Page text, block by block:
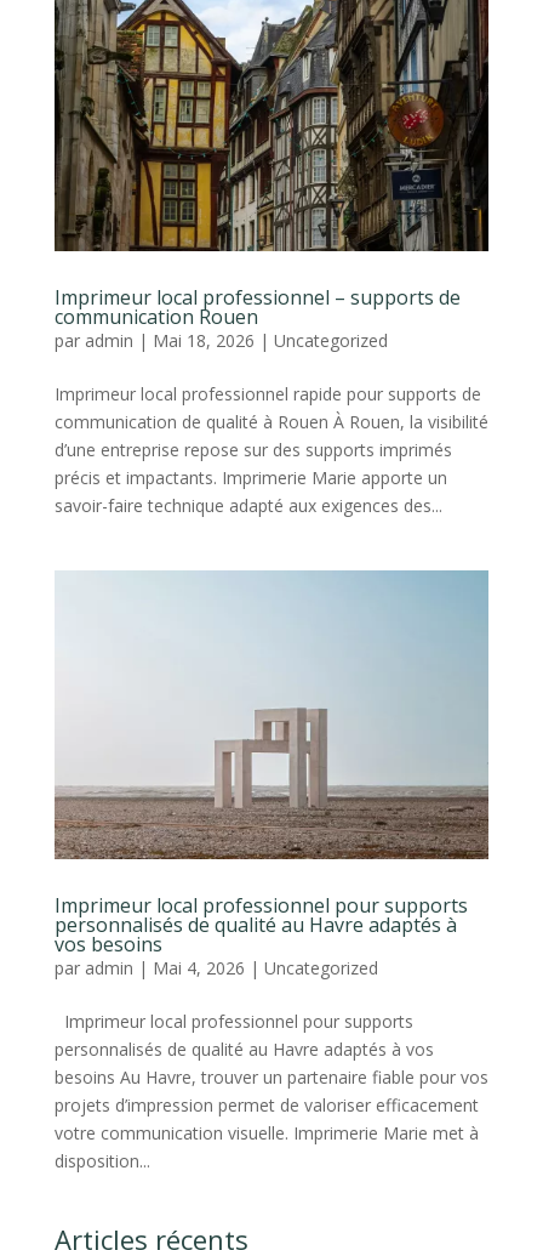
Imprimeur local professionnel – supports de
communication Rouen
par admin | Mai 18, 2026 | Uncategorized
Imprimeur local professionnel rapide pour supports de
communication de qualité à Rouen À Rouen, la visibilité
d’une entreprise repose sur des supports imprimés
précis et impactants. Imprimerie Marie apporte un
savoir-faire technique adapté aux exigences des...
Imprimeur local professionnel pour supports
personnalisés de qualité au Havre adaptés à
vos besoins
par admin | Mai 4, 2026 | Uncategorized
Imprimeur local professionnel pour supports
personnalisés de qualité au Havre adaptés à vos
besoins Au Havre, trouver un partenaire fiable pour vos
projets d’impression permet de valoriser efficacement
votre communication visuelle. Imprimerie Marie met à
disposition...
Articles récents